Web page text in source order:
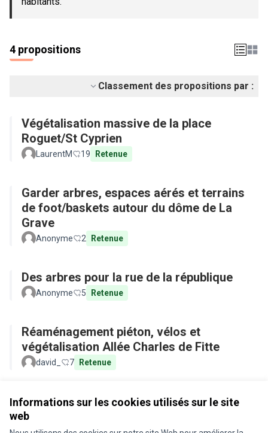
Informations sur les cookies utilisés sur le site
web
4 propositions
Classement des propositions par :
Végétalisation massive de la place
Roguet/St Cyprien
LaurentM 19 Retenue
Garder arbres, espaces aérés et terrains
de foot/baskets autour du dôme de La
Grave
Anonyme 2 Retenue
Des arbres pour la rue de la république
Anonyme 5 Retenue
Réaménagement piéton, vélos et
végétalisation Allée Charles de Fitte
david_ 7 Retenue